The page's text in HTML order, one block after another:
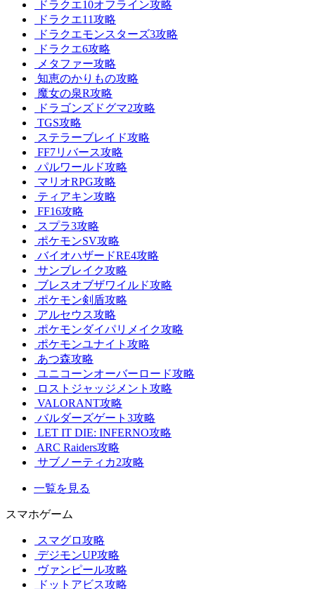
ドラクエ10オフライン攻略
ドラクエ11攻略
ドラクエモンスターズ3攻略
ドラクエ6攻略
メタファー攻略
知恵のかりもの攻略
魔女の泉R攻略
ドラゴンズドグマ2攻略
TGS攻略
ステラーブレイド攻略
FF7リバース攻略
パルワールド攻略
マリオRPG攻略
ティアキン攻略
FF16攻略
スプラ3攻略
ポケモンSV攻略
バイオハザードRE4攻略
サンブレイク攻略
ブレスオブザワイルド攻略
ポケモン剣盾攻略
アルセウス攻略
ポケモンダイパリメイク攻略
ポケモンユナイト攻略
あつ森攻略
ユニコーンオーバーロード攻略
ロストジャッジメント攻略
VALORANT攻略
バルダーズゲート3攻略
LET IT DIE: INFERNO攻略
ARC Raiders攻略
サブノーティカ2攻略
一覧を見る
スマホゲーム
スマグロ攻略
デジモンUP攻略
ヴァンピール攻略
ドットアビス攻略